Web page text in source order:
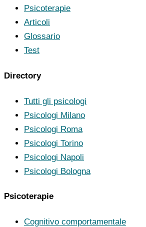
Psicoterapie
Articoli
Glossario
Test
Directory
Tutti gli psicologi
Psicologi Milano
Psicologi Roma
Psicologi Torino
Psicologi Napoli
Psicologi Bologna
Psicoterapie
Cognitivo comportamentale